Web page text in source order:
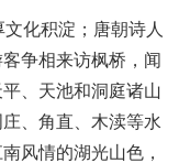
化积淀；唐朝诗人
争相来访枫桥，闻
、天池和洞庭诸山
、角直、木渎等水
风情的湖光山色，